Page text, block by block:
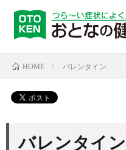
HOME バレンタイン
バレンタイン